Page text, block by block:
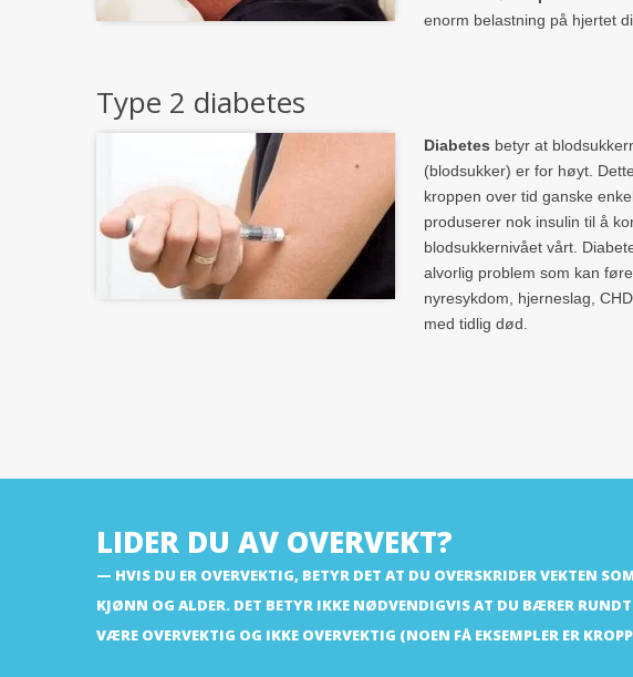
enorm belastning på hjertet
Type 2 diabetes
Diabetes betyr at
(blodsukker) er for høyt.
kroppen over tid ganske
produserer nok insulin til å
blodsukkernivået vårt.
alvorlig problem som kan
nyresykdom, hjerneslag,
med tidlig død.
LIDER DU AV OVERVEKT?
HVIS DU ER OVERVEKTIG, BETYR DET AT DU OVERSKRIDER VEKTEN
KJØNN OG ALDER. DET BETYR IKKE NØDVENDIGVIS AT DU BÆRER
VÆRE OVERVEKTIG OG IKKE OVERVEKTIG (NOEN FÅ EKSEMPLER ER